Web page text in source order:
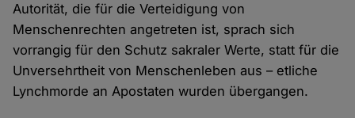
Autorität, die für die Verteidigung von
Menschenrechten angetreten ist, sprach sich
vorrangig für den Schutz sakraler Werte, statt für die
Unversehrtheit von Menschenleben aus – etliche
Lynchmorde an Apostaten wurden übergangen.